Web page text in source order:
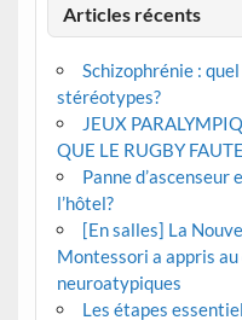
Articles récents
Schizophrénie :
stéréotypes?
JEUX
QUE LE RUGBY
Panne d’ascenseur
l’hôtel?
[En salles] La
Montessori a appris au
neuroatypiques
Les étapes